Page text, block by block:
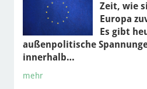
Zeit, wie
Europa
Es gibt
außenpolitische
innerhalb…
mehr